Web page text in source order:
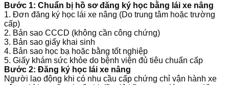
Bước 1: Chuẩn bị hồ sơ đăng ký học bằng lái xe nâng
1. Đơn đăng ký học lái xe nâng (Do trung tâm hoặc trường
cấp)
2. Bản sao CCCD (không cần công chứng)
3. Bản sao giấy khai sinh
4. Bản sao học bạ hoặc bằng tốt nghiệp
5. Giấy khám sức khỏe do bệnh viện đủ tiêu chuẩn cấp
Bước 2: Đăng ký học lái xe nâng
Người lao động khi có nhu cầu cấp chứng chỉ vận hành xe